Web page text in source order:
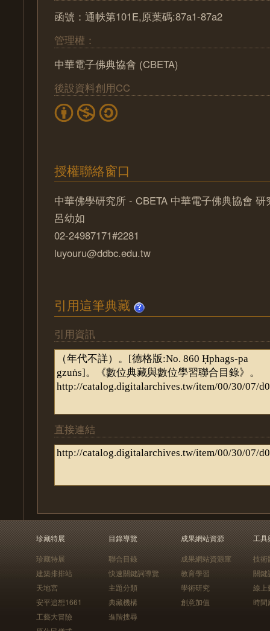
函號：通帙第101E,原葉碼:87a1-87a2
管理權：
中華電子佛典協會 (CBETA)
後設資料創用CC
授權聯絡窗口
中華佛學研究所 - CBETA 中華電子佛典協會 研
呂幼如
02-24987171#2281
luyouru@ddbc.edu.tw
引用這筆典藏
引用資訊
直接連結
珍藏特展
珍藏特展
建築排排站
天地宮
安平追想1661
工藝大冒險
目錄導覽
聯合目錄
快速關鍵詞導覽
主題分類
典藏機構
進階搜尋
成果網站資源
成果網站資源庫
教育學習
學術研究
創意加值
工具
技術
關鍵
線上
時間